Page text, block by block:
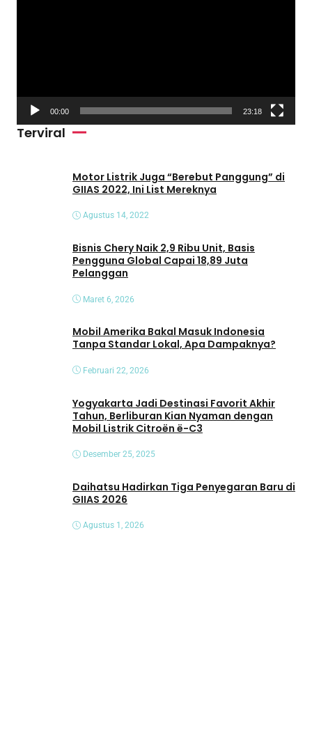
d
00:00 23:18
Terviral
Motor Listrik Juga “Berebut Panggung” di
GIIAS 2022, Ini List Mereknya
Agustus 14, 2022
Bisnis Chery Naik 2,9 Ribu Unit, Basis
Pengguna Global Capai 18,89 Juta
Pelanggan
Maret 6, 2026
Mobil Amerika Bakal Masuk Indonesia
Tanpa Standar Lokal, Apa Dampaknya?
Februari 22, 2026
Yogyakarta Jadi Destinasi Favorit Akhir
Tahun, Berliburan Kian Nyaman dengan
Mobil Listrik Citroën ë-C3
Desember 25, 2025
Daihatsu Hadirkan Tiga Penyegaran Baru di
GIIAS 2026
Agustus 1, 2026